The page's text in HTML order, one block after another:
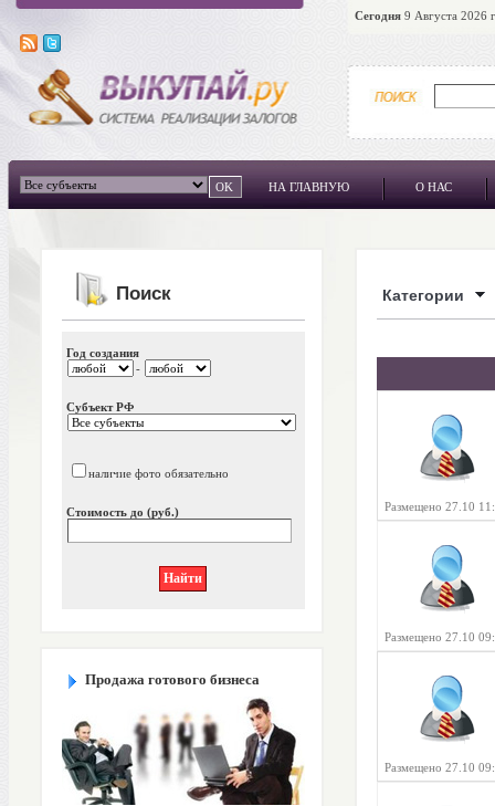
Сегодня 9 Августа 2026
НА ГЛАВНУЮ О НАС
Поиск
Год создания
-
Субъект РФ
наличие фото обязательно
Стоимость до (руб.)
Продажа готового бизнеса
Категории
Размещено 27.10
Размещено 27.10
Размещено 27.10